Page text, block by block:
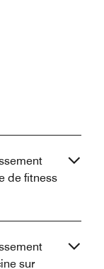
de fitness
sur